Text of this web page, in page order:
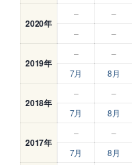
2020年
– –
–
–
2019年
– –
7月
8月
2018年
– –
7月
8月
2017年
– –
7月
8月